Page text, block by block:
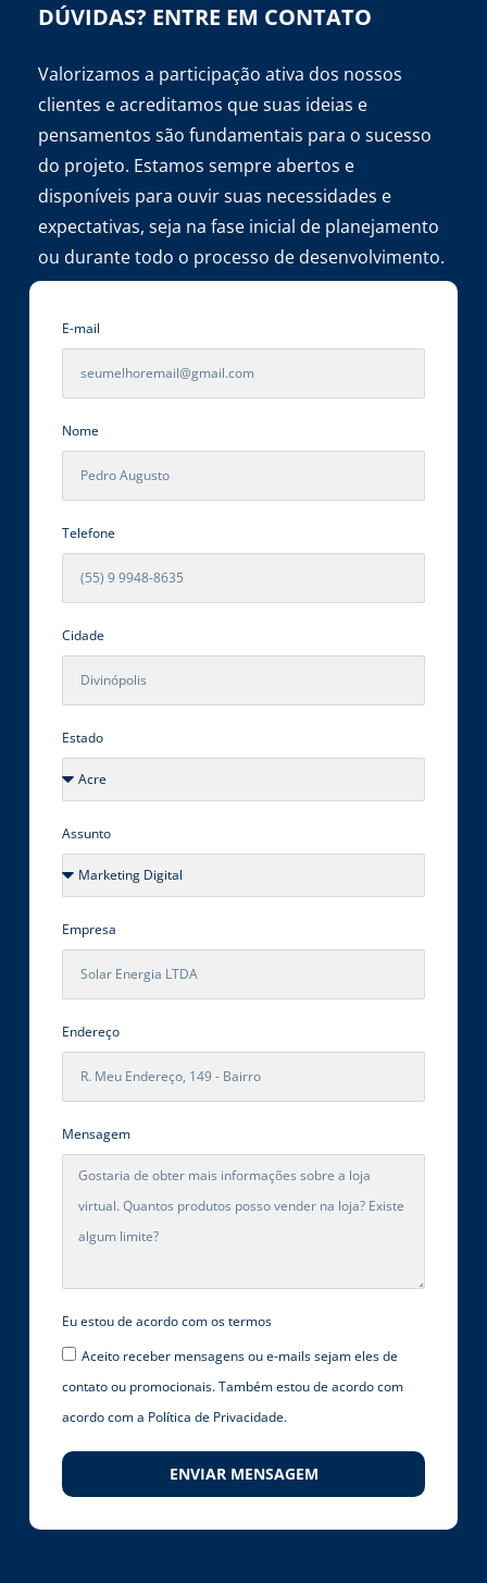
DÚVIDAS? ENTRE EM CONTATO
Valorizamos a participação ativa dos nossos
clientes e acreditamos que suas ideias e
pensamentos são fundamentais para o sucesso
do projeto. Estamos sempre abertos e
disponíveis para ouvir suas necessidades e
expectativas, seja na fase inicial de planejamento
ou durante todo o processo de desenvolvimento.
E-mail
Nome
Telefone
Cidade
Estado
Assunto
Empresa
Endereço
Mensagem
Eu estou de acordo com os termos
Aceito receber mensagens ou e-mails sejam eles de
contato ou promocionais. Também estou de acordo com
acordo com a Política de Privacidade.
ENVIAR MENSAGEM